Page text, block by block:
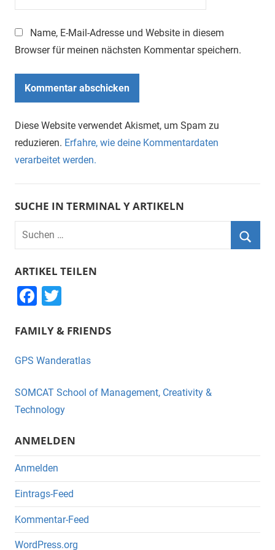
Name, E-Mail-Adresse und Website in diesem
Browser für meinen nächsten Kommentar speichern.
Diese Website verwendet Akismet, um Spam zu
reduzieren. Erfahre, wie deine Kommentardaten
verarbeitet werden.
SUCHE IN TERMINAL Y ARTIKELN
Suchen
nach:
ARTIKEL TEILEN
F
c
e
o
o
k
tt
er
FAMILY & FRIENDS
GPS Wanderatlas
SOMCAT School of Management, Creativity &
Technology
ANMELDEN
Anmelden
Eintrags-Feed
Kommentar-Feed
WordPress.org